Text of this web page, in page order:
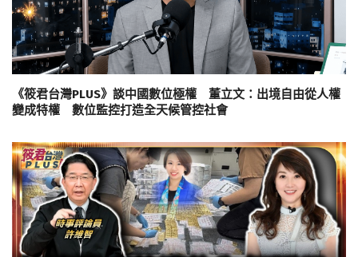
《筱君台灣PLUS》談中國數位極權 董立文：出境自由從人權
變成特權 數位監控打造全天候管控社會